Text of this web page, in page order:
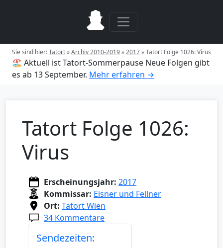
Sie sind hier:Tatort»Archiv 2010-2019»2017»Tatort Folge 1026: Virus
🏖️ Aktuell ist Tatort-Sommerpause Neue Folgen gibt
es ab 13 September. Mehr erfahren →
Tatort Folge 1026:
Virus
Erscheinungsjahr: 2017
Kommissar: Eisner und Fellner
Ort: Tatort Wien
34 Kommentare
Sendezeiten: